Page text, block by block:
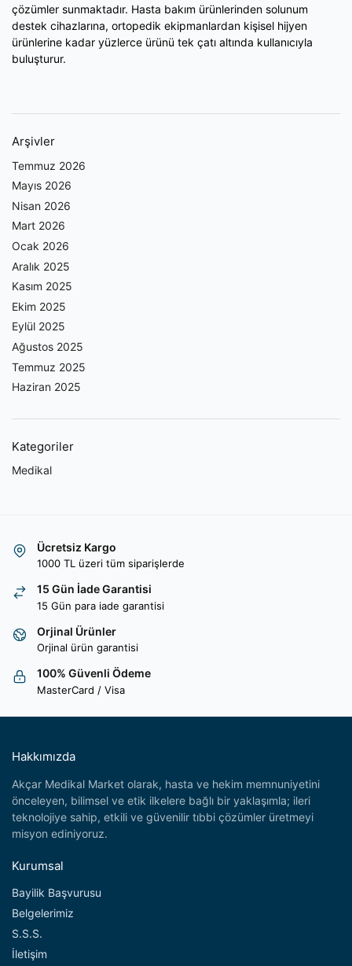
çözümler sunmaktadır. Hasta bakım ürünlerinden solunum
destek cihazlarına, ortopedik ekipmanlardan kişisel hijyen
ürünlerine kadar yüzlerce ürünü tek çatı altında kullanıcıyla
buluşturur.
Arşivler
Temmuz 2026
Mayıs 2026
Nisan 2026
Mart 2026
Ocak 2026
Aralık 2025
Kasım 2025
Ekim 2025
Eylül 2025
Ağustos 2025
Temmuz 2025
Haziran 2025
Kategoriler
Medikal
Ücretsiz Kargo
1000 TL üzeri tüm siparişlerde
15 Gün İade Garantisi
15 Gün para iade garantisi
Orjinal Ürünler
Orjinal ürün garantisi
100% Güvenli Ödeme
MasterCard / Visa
Hakkımızda
Akçar Medikal Market olarak, hasta ve hekim memnuniyetini
önceleyen, bilimsel ve etik ilkelere bağlı bir yaklaşımla; ileri
teknolojiye sahip, etkili ve güvenilir tıbbi çözümler üretmeyi
misyon ediniyoruz.
Kurumsal
Bayilik Başvurusu
Belgelerimiz
S.S.S.
İletişim